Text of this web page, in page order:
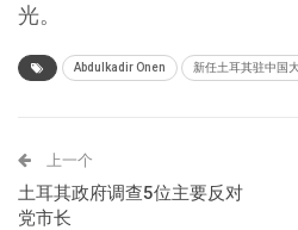
光。
Abdulkadir Onen 新任土耳其驻中国
上一个
土耳其政府调查5位主要反对
党市长